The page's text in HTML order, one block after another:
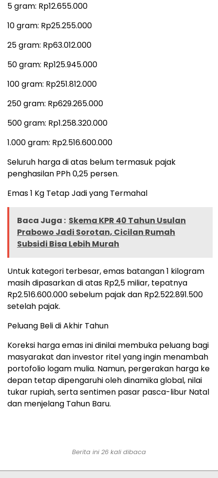
5 gram: Rp12.655.000
10 gram: Rp25.255.000
25 gram: Rp63.012.000
50 gram: Rp125.945.000
100 gram: Rp251.812.000
250 gram: Rp629.265.000
500 gram: Rp1.258.320.000
1.000 gram: Rp2.516.600.000
Seluruh harga di atas belum termasuk pajak
penghasilan PPh 0,25 persen.
Emas 1 Kg Tetap Jadi yang Termahal
Baca Juga : Skema KPR 40 Tahun Usulan
Prabowo Jadi Sorotan, Cicilan Rumah
Subsidi Bisa Lebih Murah
Untuk kategori terbesar, emas batangan 1 kilogram
masih dipasarkan di atas Rp2,5 miliar, tepatnya
Rp2.516.600.000 sebelum pajak dan Rp2.522.891.500
setelah pajak.
Peluang Beli di Akhir Tahun
Koreksi harga emas ini dinilai membuka peluang bagi
masyarakat dan investor ritel yang ingin menambah
portofolio logam mulia. Namun, pergerakan harga ke
depan tetap dipengaruhi oleh dinamika global, nilai
tukar rupiah, serta sentimen pasar pasca-libur Natal
dan menjelang Tahun Baru.
Berita ini 26 kali dibaca